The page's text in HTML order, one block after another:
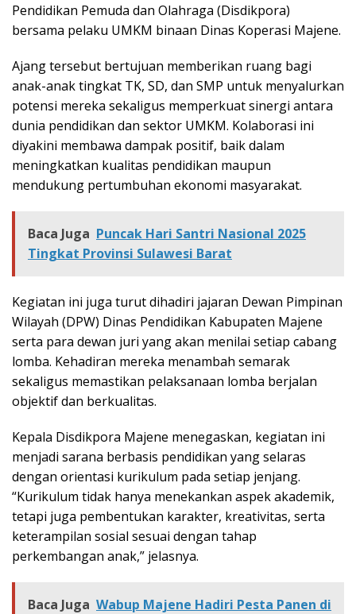
Pendidikan Pemuda dan Olahraga (Disdikpora)
bersama pelaku UMKM binaan Dinas Koperasi Majene.
Ajang tersebut bertujuan memberikan ruang bagi
anak-anak tingkat TK, SD, dan SMP untuk menyalurkan
potensi mereka sekaligus memperkuat sinergi antara
dunia pendidikan dan sektor UMKM. Kolaborasi ini
diyakini membawa dampak positif, baik dalam
meningkatkan kualitas pendidikan maupun
mendukung pertumbuhan ekonomi masyarakat.
Baca Juga Puncak Hari Santri Nasional 2025
Tingkat Provinsi Sulawesi Barat
Kegiatan ini juga turut dihadiri jajaran Dewan Pimpinan
Wilayah (DPW) Dinas Pendidikan Kabupaten Majene
serta para dewan juri yang akan menilai setiap cabang
lomba. Kehadiran mereka menambah semarak
sekaligus memastikan pelaksanaan lomba berjalan
objektif dan berkualitas.
Kepala Disdikpora Majene menegaskan, kegiatan ini
menjadi sarana berbasis pendidikan yang selaras
dengan orientasi kurikulum pada setiap jenjang.
“Kurikulum tidak hanya menekankan aspek akademik,
tetapi juga pembentukan karakter, kreativitas, serta
keterampilan sosial sesuai dengan tahap
perkembangan anak,” jelasnya.
Baca Juga Wabup Majene Hadiri Pesta Panen di